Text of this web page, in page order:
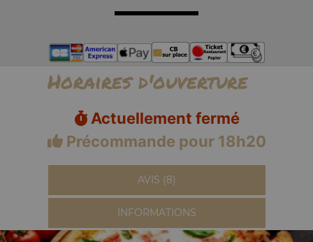
Horaires d'ouverture
Actuellement fermé
Précommande pour 18h20
AVIS (8)
INFORMATIONS